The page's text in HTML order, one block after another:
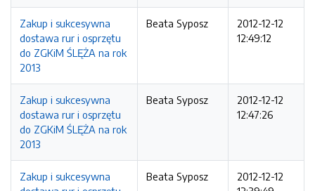
Zakup i sukcesywna
dostawa rur i osprzętu
do ZGKiM ŚLĘŻA na rok
2013
Beata Syposz
2012-12-12
12:49:12
Zakup i sukcesywna
dostawa rur i osprzętu
do ZGKiM ŚLĘŻA na rok
2013
Beata Syposz
2012-12-12
12:47:26
Zakup i sukcesywna
Beata Syposz
2012-12-12